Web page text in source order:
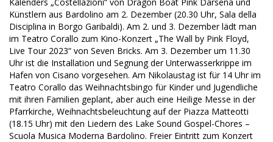
Künstlern aus Bardolino am 2. Dezember (20.30 Uhr, Sala della
Disciplina in Borgo Garibaldi). Am 2. und 3. Dezember lädt man
im Teatro Corallo zum Kino-Konzert „The Wall by Pink Floyd,
Live Tour 2023“ von Seven Bricks. Am 3. Dezember um 11.30
Uhr ist die Installation und Segnung der Unterwasserkrippe im
Hafen von Cisano vorgesehen. Am Nikolaustag ist für 14 Uhr im
Teatro Corallo das Weihnachtsbingo für Kinder und Jugendliche
mit ihren Familien geplant, aber auch eine Heilige Messe in der
Pfarrkirche, Weihnachtsbeleuchtung auf der Piazza Matteotti
(18.15 Uhr) mit den Liedern des Lake Sound Gospel-Chores –
Scuola Musica Moderna Bardolino. Freier Eintritt zum Konzert